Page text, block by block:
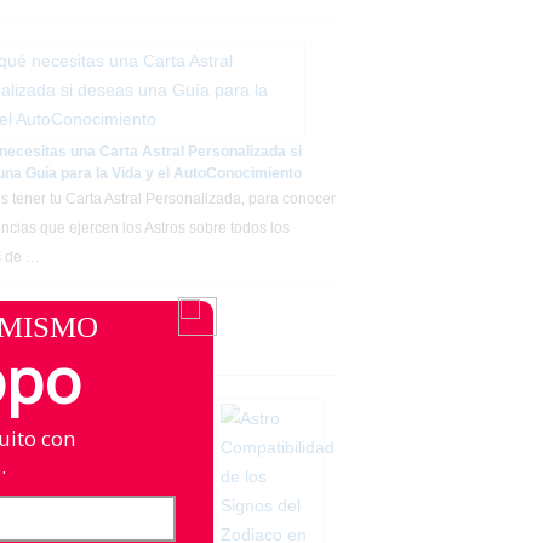
una Carta Astral Personalizada si
Guía para la Vida y el AutoConocimiento
tener tu Carta Astral Personalizada, para conocer
que ejercen los Astros sobre todos los
de …
para Hoy
de los Signos del
el Amor
conocer cual será la
de tu signo del zodiaco
con